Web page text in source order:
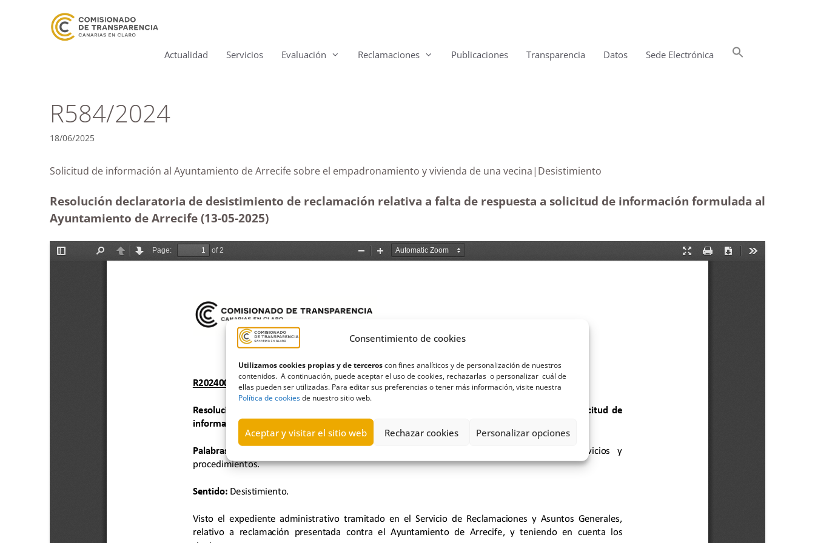
Consentimiento de cookies
Utilizamos cookies propias y de terceroscon fines analíticos y de personalización de nuestros
contenidos. A continuación, puede aceptar el uso de cookies, rechazarlas o personalizar cuál de
ellas pueden ser utilizadas. Para editar sus preferencias o tener más información, visite nuestra
Política de cookiesde nuestro sitio web.
Aceptar y visitar el sitio web Rechazar cookies Personalizar opciones
Actualidad Servicios Evaluación Reclamaciones Publicaciones Transparencia Datos Sede Electrónica
R584/2024
18/06/2025
Solicitud de información al Ayuntamiento de Arrecife sobre el empadronamiento y vivienda de una vecina|Desistimiento
Resolución declaratoria de desistimiento de reclamación relativa a falta de respuesta a solicitud de información formulada al
Ayuntamiento de Arrecife (13-05-2025)